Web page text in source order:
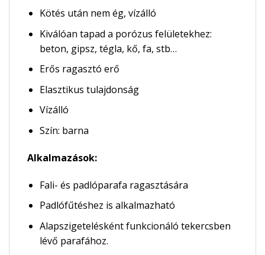
Kötés után nem ég, vízálló
Kiválóan tapad a porózus felületekhez:
beton, gipsz, tégla, kő, fa, stb…
Erős ragasztó erő
Elasztikus tulajdonság
Vízálló
Szín: barna
Alkalmazások:
Fali- és padlóparafa ragasztására
Padlófűtéshez is alkalmazható
Alapszigetelésként funkcionáló tekercsben
lévő parafához.